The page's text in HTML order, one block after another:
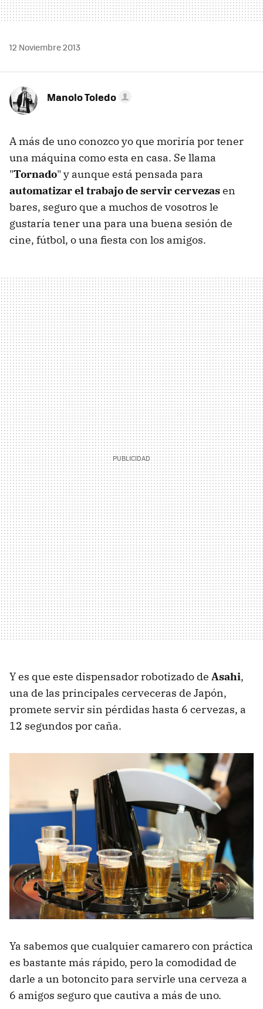
12 Noviembre 2013
Manolo Toledo
A más de uno conozco yo que moriría por tener
una máquina como esta en casa. Se llama
"Tornado" y aunque está pensada para
automatizar el trabajo de servir cervezasen
bares, seguro que a muchos de vosotros le
gustaría tener una para una buena sesión de
cine, fútbol, o una fiesta con los amigos.
Y es que este dispensador robotizado de Asahi,
una de las principales cerveceras de Japón,
promete servir sin pérdidas hasta 6 cervezas, a
12 segundos por caña.
Ya sabemos que cualquier camarero con práctica
es bastante más rápido, pero la comodidad de
darle a un botoncito para servirle una cerveza a
6 amigos seguro que cautiva a más de uno.